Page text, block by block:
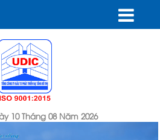
10 Tháng 08 Năm 2026